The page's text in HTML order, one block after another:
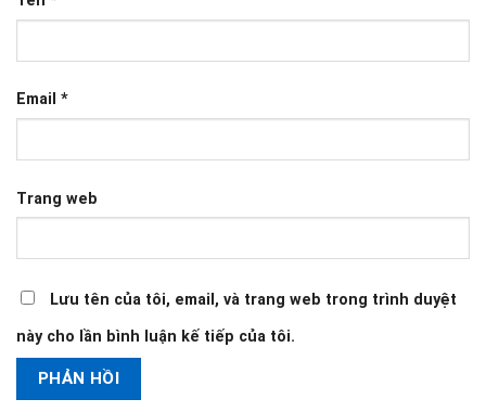
Email *
Trang web
Lưu tên của tôi, email, và trang web trong trình duyệt
này cho lần bình luận kế tiếp của tôi.